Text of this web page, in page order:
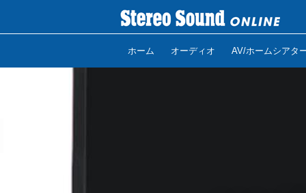
ホーム オーディオ AV/ホームシアタ